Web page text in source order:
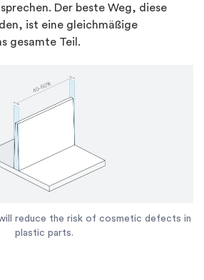
Der beste Weg, diese
ist eine gleichmäßige
gesamte Teil.
reduce the risk of cosmetic defects in
plastic parts.